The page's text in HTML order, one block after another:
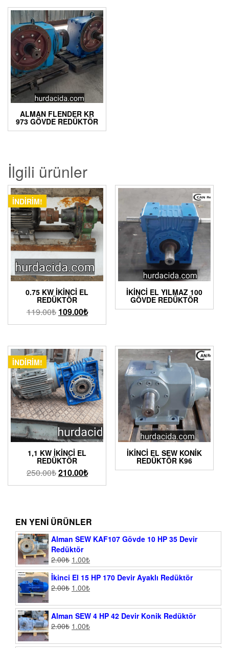
ALMAN FLENDER KR
973 GÖVDE REDÜKTÖR
İlgili ürünler
İNDIRIM!
0.75 KW İKINCI EL
REDÜKTÖR
119.00₺ 109.00₺
İKINCI EL YILMAZ 100
GÖVDE REDÜKTÖR
İNDIRIM!
1,1 KW İKINCI EL
REDÜKTÖR
250.00₺210.00₺
İKINCI EL SEW KONIK
REDÜKTÖR K96
EN YENI ÜRÜNLER
Alman SEW KAF107 Gövde 10 HP 35 Devir
Redüktör
2.00₺ 1.00₺
İkinci El 15 HP 170 Devir Ayaklı Redüktör
2.00₺ 1.00₺
Alman SEW 4 HP 42 Devir Konik Redüktör
2.00₺ 1.00₺